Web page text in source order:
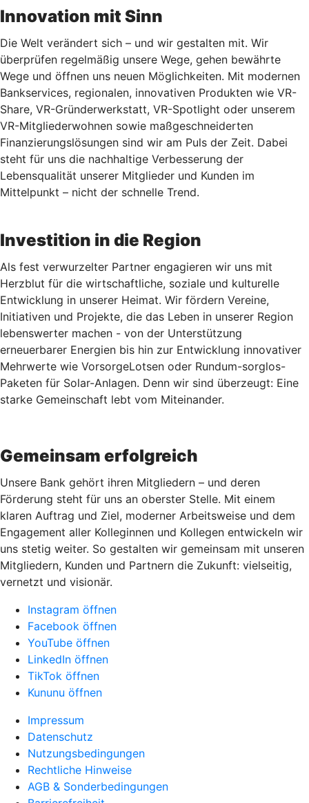
Innovation mit Sinn
Die Welt verändert sich – und wir gestalten mit. Wir
überprüfen regelmäßig unsere Wege, gehen bewährte
Wege und öffnen uns neuen Möglichkeiten. Mit modernen
Bankservices, regionalen, innovativen Produkten wie VR-
Share, VR-Gründerwerkstatt, VR-Spotlight oder unserem
VR-Mitgliederwohnen sowie maßgeschneiderten
Finanzierungslösungen sind wir am Puls der Zeit. Dabei
steht für uns die nachhaltige Verbesserung der
Lebensqualität unserer Mitglieder und Kunden im
Mittelpunkt – nicht der schnelle Trend.
Investition in die Region
Als fest verwurzelter Partner engagieren wir uns mit
Herzblut für die wirtschaftliche, soziale und kulturelle
Entwicklung in unserer Heimat. Wir fördern Vereine,
Initiativen und Projekte, die das Leben in unserer Region
lebenswerter machen - von der Unterstützung
erneuerbarer Energien bis hin zur Entwicklung innovativer
Mehrwerte wie VorsorgeLotsen oder Rundum-sorglos-
Paketen für Solar-Anlagen. Denn wir sind überzeugt: Eine
starke Gemeinschaft lebt vom Miteinander.
Gemeinsam erfolgreich
Unsere Bank gehört ihren Mitgliedern – und deren
Förderung steht für uns an oberster Stelle. Mit einem
klaren Auftrag und Ziel, moderner Arbeitsweise und dem
Engagement aller Kolleginnen und Kollegen entwickeln wir
uns stetig weiter. So gestalten wir gemeinsam mit unseren
Mitgliedern, Kunden und Partnern die Zukunft: vielseitig,
vernetzt und visionär.
Instagram öffnen
Facebook öffnen
YouTube öffnen
LinkedIn öffnen
TikTok öffnen
Kununu öffnen
Impressum
Datenschutz
Nutzungsbedingungen
Rechtliche Hinweise
AGB & Sonderbedingungen